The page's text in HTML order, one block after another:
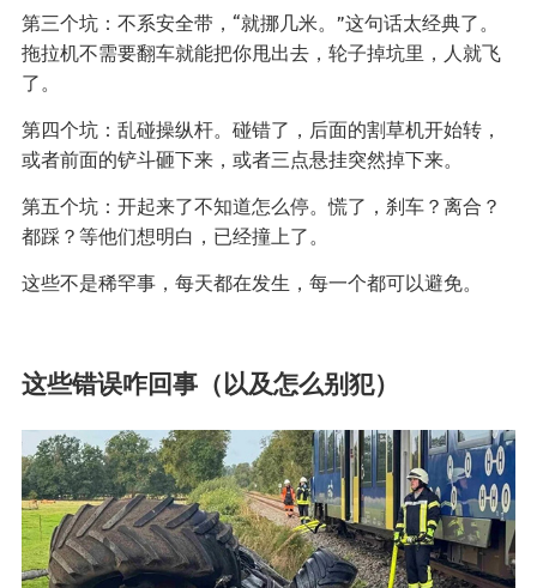
第三个坑：不系安全带，“就挪几米。”这句话太经典了。
拖拉机不需要翻车就能把你甩出去，轮子掉坑里，人就飞
了。
第四个坑：乱碰操纵杆。碰错了，后面的割草机开始转，
或者前面的铲斗砸下来，或者三点悬挂突然掉下来。
第五个坑：开起来了不知道怎么停。慌了，刹车？离合？
都踩？等他们想明白，已经撞上了。
这些不是稀罕事，每天都在发生，每一个都可以避免。
这些错误咋回事（以及怎么别犯）